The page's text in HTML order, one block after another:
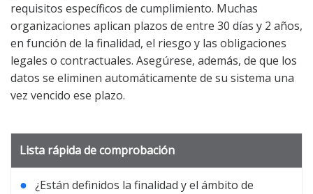
requisitos específicos de cumplimiento. Muchas
organizaciones aplican plazos de entre 30 días y 2 años,
en función de la finalidad, el riesgo y las obligaciones
legales o contractuales. Asegúrese, además, de que los
datos se eliminen automáticamente de su sistema una
vez vencido ese plazo.
Lista rápida de comprobación
● ¿Están definidos la finalidad y el ámbito de